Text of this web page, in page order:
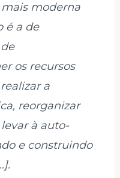
moderna
é a de
os recursos
a
reorganizar
à auto-
e construindo